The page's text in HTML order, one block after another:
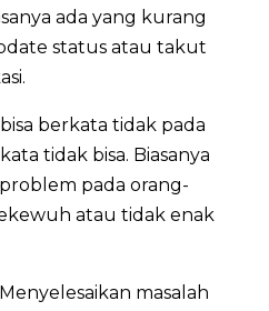
ada yang kurang
status atau takut
berkata tidak pada
tidak bisa. Biasanya
pada orang-
atau tidak enak
masalah